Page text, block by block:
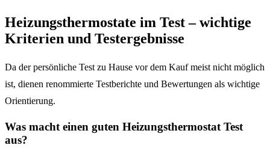
Heizungsthermostate im Test – wichtige
Kriterien und Testergebnisse
Da der persönliche Test zu Hause vor dem Kauf meist nicht möglich
ist, dienen renommierte Testberichte und Bewertungen als wichtige
Orientierung.
Was macht einen guten Heizungsthermostat Test
aus?